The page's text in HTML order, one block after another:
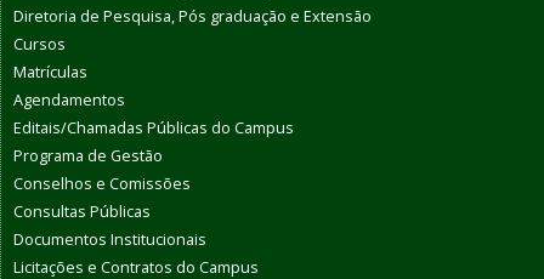
Diretoria de Pesquisa, Pós graduação e Extensão
Cursos
Matrículas
Agendamentos
Editais/Chamadas Públicas do Campus
Programa de Gestão
Conselhos e Comissões
Consultas Públicas
Documentos Institucionais
Licitações e Contratos do Campus